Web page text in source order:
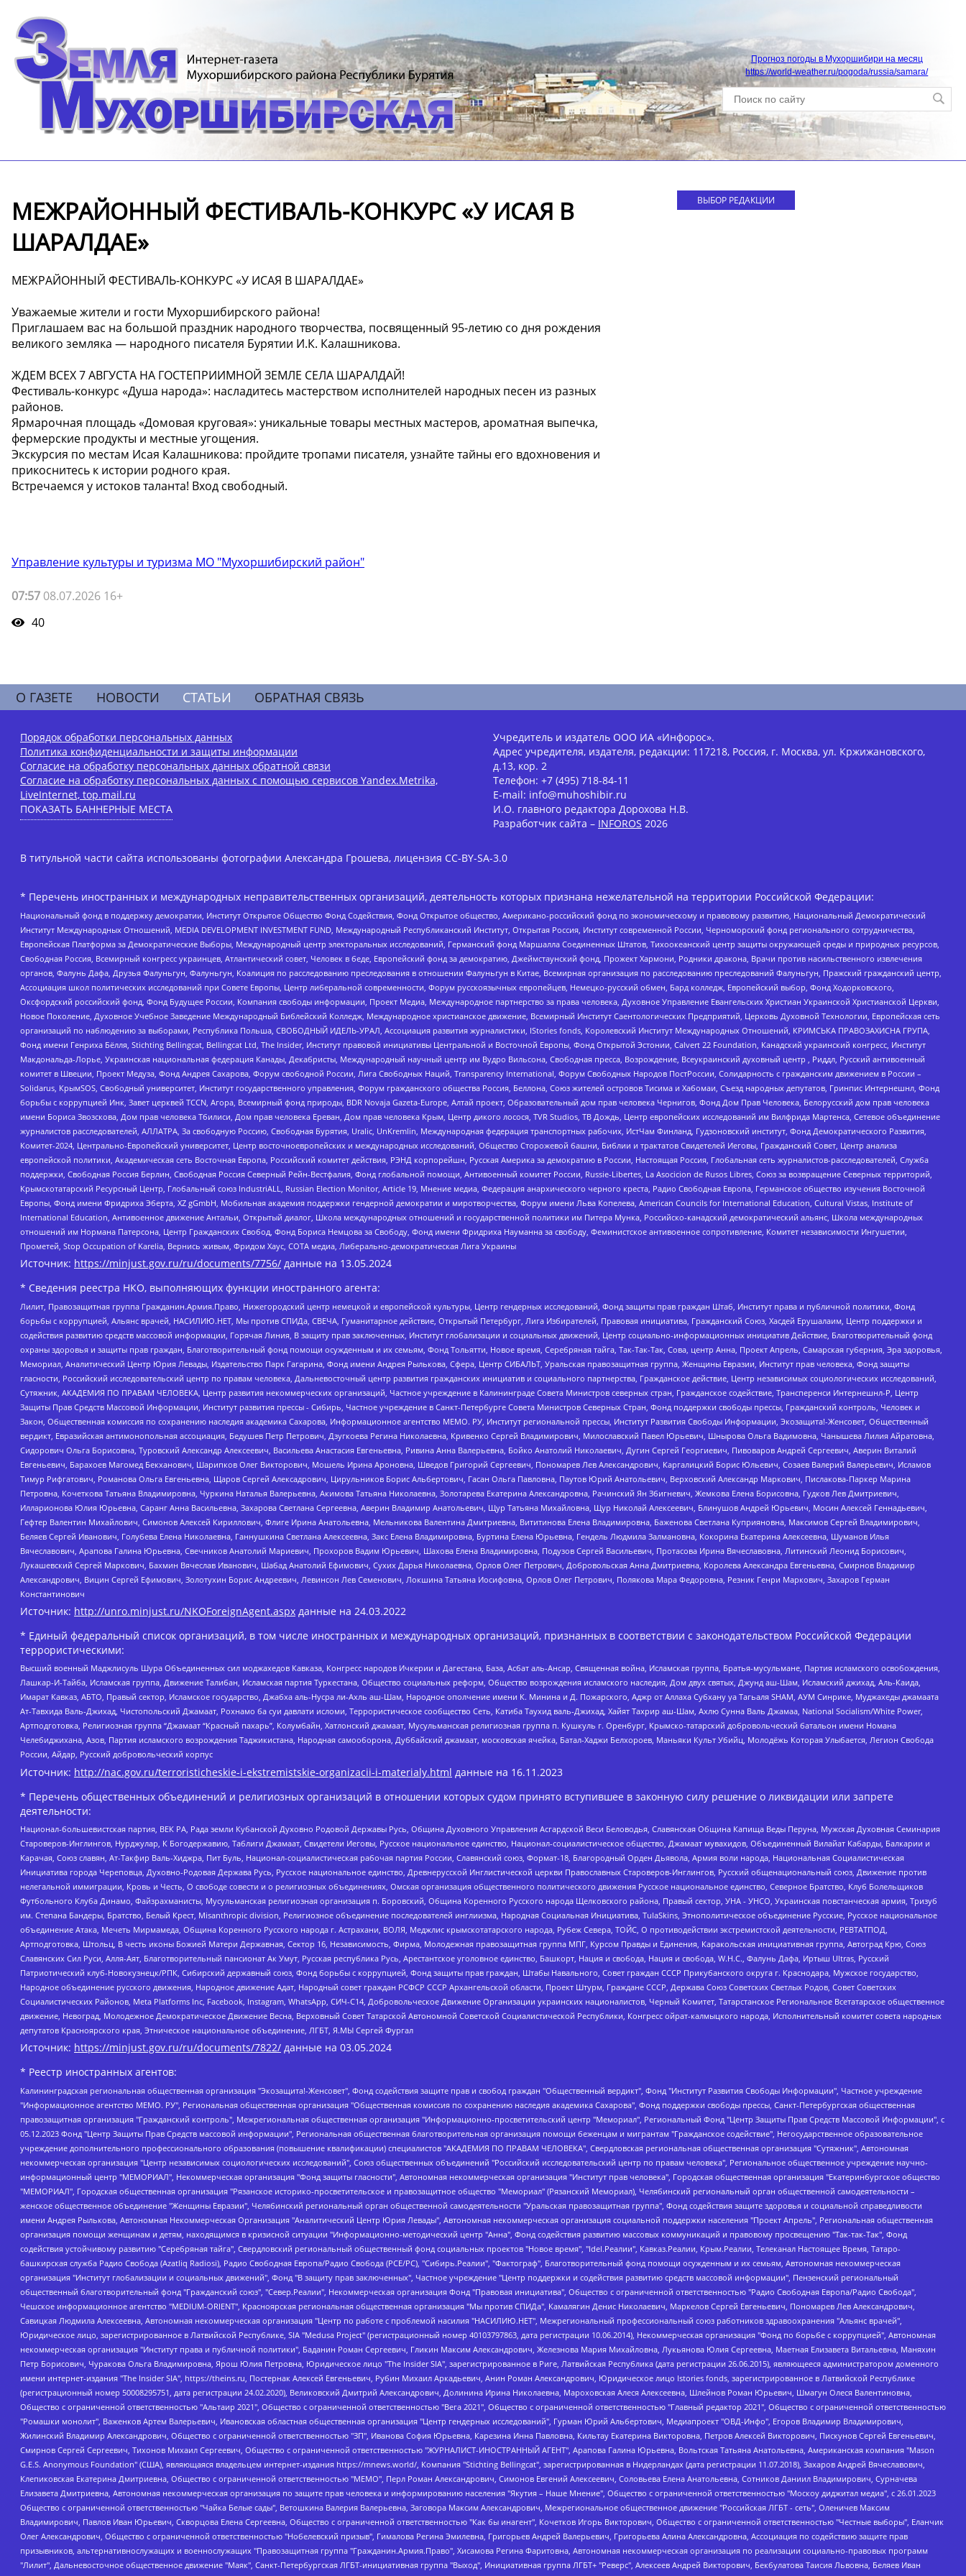
Прогноз погоды в Мухоршибири на месяц
https://world-weather.ru/pogoda/russia/samara/
МЕЖРАЙОННЫЙ ФЕСТИВАЛЬ-КОНКУРС «У ИСАЯ В
ШАРАЛДАЕ»
МЕЖРАЙОННЫЙ ФЕСТИВАЛЬ-КОНКУРС «У ИСАЯ В ШАРАЛДАЕ»
Уважаемые жители и гости Мухоршибирского района!
Приглашаем вас на большой праздник народного творчества, посвященный 95-летию со дня рождения
великого земляка — народного писателя Бурятии И.К. Калашникова.
ЖДЕМ ВСЕХ 7 АВГУСТА НА ГОСТЕПРИИМНОЙ ЗЕМЛЕ СЕЛА ШАРАЛДАЙ!
Фестиваль-конкурс «Душа народа»: насладитесь мастерством исполнителей народных песен из разных
районов.
Ярмарочная площадь «Домовая круговая»: уникальные товары местных мастеров, ароматная выпечка,
фермерские продукты и местные угощения.
Экскурсия по местам Исая Калашникова: пройдите тропами писателя, узнайте тайны его вдохновения и
прикоснитесь к истории родного края.
Встречаемся у истоков таланта! Вход свободный.
Управление культуры и туризма МО "Мухоршибирский район"
07:57 08.07.2026 16+
40
ВЫБОР РЕДАКЦИИ
О ГАЗЕТЕ НОВОСТИ СТАТЬИ ОБРАТНАЯ СВЯЗЬ
Порядок обработки персональных данных
Политика конфиденциальности и защиты информации
Согласие на обработку персональных данных обратной связи
Согласие на обработку персональных данных с помощью сервисов Yandex.Metrika,
LiveInternet, top.mail.ru
ПОКАЗАТЬ БАННЕРНЫЕ МЕСТА
Учредитель и издатель ООО ИА «Инфорос».
Адрес учредителя, издателя, редакции: 117218, Россия, г. Москва, ул. Кржижановского,
д.13, кор. 2
Телефон: +7 (495) 718-84-11
E-mail: info@muhoshibir.ru
И.О. главного редактора Дорохова Н.В.
Разработчик сайта – INFOROS 2026
В титульной части сайта использованы фотографии Александра Грошева, лицензия CC-BY-SA-3.0
* Перечень иностранных и международных неправительственных организаций, деятельность которых признана нежелательной на территории Российской Федерации:
Национальный фонд в поддержку демократии, Институт Открытое Общество Фонд Содействия, Фонд Открытое общество, Американо-российский фонд по экономическому и правовому развитию, Национальный Демократический
Институт Международных Отношений, MEDIA DEVELOPMENT INVESTMENT FUND, Международный Республиканский Институт, Открытая Россия, Институт современной России, Черноморский фонд регионального сотрудничества,
Европейская Платформа за Демократические Выборы, Международный центр электоральных исследований, Германский фонд Маршалла Соединенных Штатов, Тихоокеанский центр защиты окружающей среды и природных ресурсов,
Свободная Россия, Всемирный конгресс украинцев, Атлантический совет, Человек в беде, Европейский фонд за демократию, Джеймстаунский фонд, Прожект Хармони, Родники дракона, Врачи против насильственного извлечения
органов, Фалунь Дафа, Друзья Фалуньгун, Фалуньгун, Коалиция по расследованию преследования в отношении Фалуньгун в Китае, Всемирная организация по расследованию преследований Фалуньгун, Пражский гражданский центр,
Ассоциация школ политических исследований при Совете Европы, Центр либеральной современности, Форум русскоязычных европейцев, Немецко-русский обмен, Бард колледж, Европейский выбор, Фонд Ходорковского,
Оксфордский российский фонд, Фонд Будущее России, Компания свободы информации, Проект Медиа, Международное партнерство за права человека, Духовное Управление Евангельских Христиан Украинской Христианской Церкви,
Новое Поколение, Духовное Учебное Заведение Международный Библейский Колледж, Международное христианское движение, Всемирный Институт Саентологических Предприятий, Церковь Духовной Технологии, Европейская сеть
организаций по наблюдению за выборами, Республика Польша, СВОБОДНЫЙ ИДЕЛЬ-УРАЛ, Ассоциация развития журналистики, IStories fonds, Королевский Институт Международных Отношений, КРИМСЬКА ПРАВОЗАХИСНА ГРУПА,
Фонд имени Генриха Бёлля, Stichting Bellingcat, Bellingcat Ltd, The Insider, Институт правовой инициативы Центральной и Восточной Европы, Фонд Открытой Эстонии, Calvert 22 Foundation, Канадский украинский конгресс, Институт
Макдональда-Лорье, Украинская национальная федерация Канады, Декабристы, Международный научный центр им Вудро Вильсона, Свободная пресса, Возрождение, Всеукраинский духовный центр , Риддл, Русский антивоенный
комитет в Швеции, Проект Медуза, Фонд Андрея Сахарова, Форум свободной России, Лига Свободных Наций, Transparеncy International, Форум Свободных Народов ПостРоссии, Солидарность с гражданским движением в России –
Solidarus, КрымSOS, Свободный университет, Институт государственного управления, Форум гражданского общества Россия, Беллона, Союз жителей островов Тисима и Хабомаи, Съезд народных депутатов, Гринпис Интернешнл, Фонд
борьбы с коррупцией Инк, Завет церквей TCCN, Агора, Всемирный фонд природы, BDR Novaja Gazeta-Europe, Алтай проект, Образовательный дом прав человека Чернигов, Фонд Дом Прав Человека, Белорусский дом прав человека
имени Бориса Звозскова, Дом прав человека Тбилиси, Дом прав человека Ереван, Дом прав человека Крым, Центр дикого лосося, TVR Studios, ТВ Дождь, Центр европейских исследований им Вилфрида Мартенса, Сетевое объединение
журналистов расследователей, АЛЛАТРА, За свободную Россию, Свободная Бурятия, Uralic, UnKremlin, Международная федерация транспортных рабочих, ИстЧам Финланд, Гудзоновский институт, Фонд Демократического Развития,
Комитет-2024, Центрально-Европейский университет, Центр восточноевропейских и международных исследований, Общество Сторожевой башни, Библии и трактатов Свидетелей Иеговы, Гражданский Совет, Центр анализа
европейской политики, Академическая сеть Восточная Европа, Российский комитет действия, РЭНД корпорейшн, Русская Америка за демократию в России, Настоящая Россия, Глобальная сеть журналистов-расследователей, Служба
поддержки, Свободная Россия Берлин, Свободная Россия Северный Рейн-Вестфалия, Фонд глобальной помощи, Антивоенный комитет России, Russie-Libertes, La Asocicion de Rusos Libres, Союз за возвращение Северных территорий,
Крымскотатарский Ресурсный Центр, Глобальный союз IndustriALL, Russian Election Monitor, Article 19, Мнение медиа, Федерация анархического черного креста, Радио Свободная Европа, Германское общество изучения Восточной
Европы, Фонд имени Фридриха Эберта, XZ gGmbH, Мобильная академия поддержки гендерной демократии и миротворчества, Форум имени Льва Копелева, American Councils for International Education, Cultural Vistas, Institute of
International Education, Антивоенное движение Антальи, Открытый диалог, Школа международных отношений и государственной политики им Питера Мунка, Российско-канадский демократический альянс, Школа международных
отношений им Нормана Патерсона, Центр Гражданских Свобод, Фонд Бориса Немцова за Свободу, Фонд имени Фридриха Науманна за свободу, Феминистское антивоенное сопротивление, Комитет независимости Ингушетии,
Прометей, Stop Occupation of Karelia, Вернись живым, Фридом Хаус, СОТА медиа, Либерально-демократическая Лига Украины
Источник: https://minjust.gov.ru/ru/documents/7756/ данные на 13.05.2024
* Сведения реестра НКО, выполняющих функции иностранного агента:
Лилит, Правозащитная группа Гражданин.Армия.Право, Нижегородский центр немецкой и европейской культуры, Центр гендерных исследований, Фонд защиты прав граждан Штаб, Институт права и публичной политики, Фонд
борьбы с коррупцией, Альянс врачей, НАСИЛИЮ.НЕТ, Мы против СПИДа, СВЕЧА, Гуманитарное действие, Открытый Петербург, Лига Избирателей, Правовая инициатива, Гражданский Союз, Хасдей Ерушалаим, Центр поддержки и
содействия развитию средств массовой информации, Горячая Линия, В защиту прав заключенных, Институт глобализации и социальных движений, Центр социально-информационных инициатив Действие, Благотворительный фонд
охраны здоровья и защиты прав граждан, Благотворительный фонд помощи осужденным и их семьям, Фонд Тольятти, Новое время, Серебряная тайга, Так-Так-Так, Сова, центр Анна, Проект Апрель, Самарская губерния, Эра здоровья,
Мемориал, Аналитический Центр Юрия Левады, Издательство Парк Гагарина, Фонд имени Андрея Рылькова, Сфера, Центр СИБАЛЬТ, Уральская правозащитная группа, Женщины Евразии, Институт прав человека, Фонд защиты
гласности, Российский исследовательский центр по правам человека, Дальневосточный центр развития гражданских инициатив и социального партнерства, Гражданское действие, Центр независимых социологических исследований,
Сутяжник, АКАДЕМИЯ ПО ПРАВАМ ЧЕЛОВЕКА, Центр развития некоммерческих организаций, Частное учреждение в Калининграде Совета Министров северных стран, Гражданское содействие, Трансперенси Интернешнл-Р, Центр
Защиты Прав Средств Массовой Информации, Институт развития прессы - Сибирь, Частное учреждение в Санкт-Петербурге Совета Министров Северных Стран, Фонд поддержки свободы прессы, Гражданский контроль, Человек и
Закон, Общественная комиссия по сохранению наследия академика Сахарова, Информационное агентство МЕМО. РУ, Институт региональной прессы, Институт Развития Свободы Информации, Экозащита!-Женсовет, Общественный
вердикт, Евразийская антимонопольная ассоциация, Бедушев Петр Петрович, Дзугкоева Регина Николаевна, Кривенко Сергей Владимирович, Милославский Павел Юрьевич, Шнырова Ольга Вадимовна, Чанышева Лилия Айратовна,
Сидорович Ольга Борисовна, Туровский Александр Алексеевич, Васильева Анастасия Евгеньевна, Ривина Анна Валерьевна, Бойко Анатолий Николаевич, Дугин Сергей Георгиевич, Пивоваров Андрей Сергеевич, Аверин Виталий
Евгеньевич, Барахоев Магомед Бекханович, Шарипков Олег Викторович, Мошель Ирина Ароновна, Шведов Григорий Сергеевич, Пономарев Лев Александрович, Каргалицкий Борис Юльевич, Созаев Валерий Валерьевич, Исламов
Тимур Рифгатович, Романова Ольга Евгеньевна, Щаров Сергей Алексадрович, Цирульников Борис Альбертович, Гасан Ольга Павловна, Паутов Юрий Анатольевич, Верховский Александр Маркович, Пислакова-Паркер Марина
Петровна, Кочеткова Татьяна Владимировна, Чуркина Наталья Валерьевна, Акимова Татьяна Николаевна, Золотарева Екатерина Александровна, Рачинский Ян Збигневич, Жемкова Елена Борисовна, Гудков Лев Дмитриевич,
Илларионова Юлия Юрьевна, Саранг Анна Васильевна, Захарова Светлана Сергеевна, Аверин Владимир Анатольевич, Щур Татьяна Михайловна, Щур Николай Алексеевич, Блинушов Андрей Юрьевич, Мосин Алексей Геннадьевич,
Гефтер Валентин Михайлович, Симонов Алексей Кириллович, Флиге Ирина Анатольевна, Мельникова Валентина Дмитриевна, Вититинова Елена Владимировна, Баженова Светлана Куприяновна, Максимов Сергей Владимирович,
Беляев Сергей Иванович, Голубева Елена Николаевна, Ганнушкина Светлана Алексеевна, Закс Елена Владимировна, Буртина Елена Юрьевна, Гендель Людмила Залмановна, Кокорина Екатерина Алексеевна, Шуманов Илья
Вячеславович, Арапова Галина Юрьевна, Свечников Анатолий Мариевич, Прохоров Вадим Юрьевич, Шахова Елена Владимировна, Подузов Сергей Васильевич, Протасова Ирина Вячеславовна, Литинский Леонид Борисович,
Лукашевский Сергей Маркович, Бахмин Вячеслав Иванович, Шабад Анатолий Ефимович, Сухих Дарья Николаевна, Орлов Олег Петрович, Добровольская Анна Дмитриевна, Королева Александра Евгеньевна, Смирнов Владимир
Александрович, Вицин Сергей Ефимович, Золотухин Борис Андреевич, Левинсон Лев Семенович, Локшина Татьяна Иосифовна, Орлов Олег Петрович, Полякова Мара Федоровна, Резник Генри Маркович, Захаров Герман
Константинович
Источник: http://unro.minjust.ru/NKOForeignAgent.aspx данные на 24.03.2022
* Единый федеральный список организаций, в том числе иностранных и международных организаций, признанных в соответствии с законодательством Российской Федерации
террористическими:
Высший военный Маджлисуль Шура Объединенных сил моджахедов Кавказа, Конгресс народов Ичкерии и Дагестана, База, Асбат аль-Ансар, Священная война, Исламская группа, Братья-мусульмане, Партия исламского освобождения,
Лашкар-И-Тайба, Исламская группа, Движение Талибан, Исламская партия Туркестана, Общество социальных реформ, Общество возрождения исламского наследия, Дом двух святых, Джунд аш-Шам, Исламский джихад, Аль-Каида,
Имарат Кавказ, АБТО, Правый сектор, Исламское государство, Джабха аль-Нусра ли-Ахль аш-Шам, Народное ополчение имени К. Минина и Д. Пожарского, Аджр от Аллаха Субхану уа Тагьаля SHAM, АУМ Синрике, Муджахеды джамаата
Ат-Тавхида Валь-Джихад, Чистопольский Джамаат, Рохнамо ба суи давлати исломи, Террористическое сообщество Сеть, Катиба Таухид валь-Джихад, Хайят Тахрир аш-Шам, Ахлю Сунна Валь Джамаа, National Socialism/White Power,
Артподготовка, Религиозная группа “Джамаат “Красный пахарь”, Колумбайн, Хатлонский джамаат, Мусульманская религиозная группа п. Кушкуль г. Оренбург, Крымско-татарский добровольческий батальон имени Номана
Челебиджихана, Азов, Партия исламского возрождения Таджикистана, Народная самооборона, Дуббайский джамаат, московская ячейка, Батал-Хаджи Белхороев, Маньяки Культ Убийц, Молодёжь Которая Улыбается, Легион Свобода
России, Айдар, Русский добровольческий корпус
Источник: http://nac.gov.ru/terroristicheskie-i-ekstremistskie-organizacii-i-materialy.html данные на 16.11.2023
* Перечень общественных объединений и религиозных организаций в отношении которых судом принято вступившее в законную силу решение о ликвидации или запрете
деятельности:
Национал-большевистская партия, ВЕК РА, Рада земли Кубанской Духовно Родовой Державы Русь, Община Духовного Управления Асгардской Веси Беловодья, Славянская Община Капища Веды Перуна, Мужская Духовная Семинария
Староверов-Инглингов, Нурджулар, К Богодержавию, Таблиги Джамаат, Свидетели Иеговы, Русское национальное единство, Национал-социалистическое общество, Джамаат мувахидов, Объединенный Вилайат Кабарды, Балкарии и
Карачая, Союз славян, Ат-Такфир Валь-Хиджра, Пит Буль, Национал-социалистическая рабочая партия России, Славянский союз, Формат-18, Благородный Орден Дьявола, Армия воли народа, Национальная Социалистическая
Инициатива города Череповца, Духовно-Родовая Держава Русь, Русское национальное единство, Древнерусской Инглистической церкви Православных Староверов-Инглингов, Русский общенациональный союз, Движение против
нелегальной иммиграции, Кровь и Честь, О свободе совести и о религиозных объединениях, Омская организация общественного политического движения Русское национальное единство, Северное Братство, Клуб Болельщиков
Футбольного Клуба Динамо, Файзрахманисты, Мусульманская религиозная организация п. Боровский, Община Коренного Русского народа Щелковского района, Правый сектор, УНА - УНСО, Украинская повстанческая армия, Тризуб
им. Степана Бандеры, Братство, Белый Крест, Misanthropic division, Религиозное объединение последователей инглиизма, Народная Социальная Инициатива, TulaSkins, Этнополитическое объединение Русские, Русское национальное
объединение Атака, Мечеть Мирмамеда, Община Коренного Русского народа г. Астрахани, ВОЛЯ, Меджлис крымскотатарского народа, Рубеж Севера, ТОЙС, О противодействии экстремистской деятельности, РЕВТАТПОД,
Артподготовка, Штольц, В честь иконы Божией Матери Державная, Сектор 16, Независимость, Фирма, Молодежная правозащитная группа МПГ, Курсом Правды и Единения, Каракольская инициативная группа, Автоград Крю, Союз
Славянских Сил Руси, Алля-Аят, Благотворительный пансионат Ак Умут, Русская республика Русь, Арестантское уголовное единство, Башкорт, Нация и свобода, Нация и свобода, W.H.С., Фалунь Дафа, Иртыш Ultras, Русский
Патриотический клуб-Новокузнецк/РПК, Сибирский державный союз, Фонд борьбы с коррупцией, Фонд защиты прав граждан, Штабы Навального, Совет граждан СССР Прикубанского округа г. Краснодара, Мужское государство,
Народное объединение русского движения, Народное движение Адат, Народный совет граждан РСФСР СССР Архангельской области, Проект Штурм, Граждане СССР, Держава Союз Советских Светлых Родов, Совет Советских
Социалистических Районов, Meta Platforms Inc, Facebook, Instagram, WhatsApp, СИЧ-С14, Добровольческое Движение Организации украинских националистов, Черный Комитет, Татарстанское Региональное Всетатарское общественное
движение, Невоград, Молодежное Демократическое Движение Весна, Верховный Совет Татарской Автономной Советской Социалистической Республики, Конгресс ойрат-калмыцкого народа, Исполнительный комитет совета народных
депутатов Красноярского края, Этническое национальное объединение, ЛГБТ, Я.МЫ Сергей Фургал
Источник: https://minjust.gov.ru/ru/documents/7822/ данные на 03.05.2024
* Реестр иностранных агентов:
Калининградская региональная общественная организация "Экозащита!-Женсовет", Фонд содействия защите прав и свобод граждан "Общественный вердикт", Фонд "Институт Развития Свободы Информации", Частное учреждение "Информационное агентство МЕМО. РУ", Региональная общественная организация "Общественная комиссия по сохранению наследия академика Сахарова", Фонд поддержки свободы прессы, Санкт-Петербургская общественная правозащитная организация "Гражданский контроль", Межрегиональная общественная организация "Информационно-просветительский центр "Мемориал", Региональный Фонд "Центр Защиты Прав Средств Массовой Информации", с 05.12.2023 Фонд "Центр Защиты Прав Средств массовой информации", Региональная общественная благотворительная организация помощи беженцам и мигрантам "Гражданское содействие", Негосударственное образовательное учреждение дополнительного профессионального образования (повышение квалификации) специалистов "АКАДЕМИЯ ПО ПРАВАМ ЧЕЛОВЕКА", Свердловская региональная общественная организация "Сутяжник", Автономная некоммерческая организация "Центр независимых социологических исследований", Союз общественных объединений "Российский исследовательский центр по правам человека", Региональное общественное учреждение научно-информационный центр "МЕМОРИАЛ", Некоммерческая организация "Фонд защиты гласности", Автономная некоммерческая организация "Институт прав человека", Городская общественная организация "Екатеринбургское общество "МЕМОРИАЛ", Городская общественная организация "Рязанское историко-просветительское и правозащитное общество "Мемориал" (Рязанский Мемориал), Челябинский региональный орган общественной самодеятельности – женское общественное объединение "Женщины Евразии", Челябинский региональный орган общественной самодеятельности "Уральская правозащитная группа", Фонд содействия защите здоровья и социальной справедливости имени Андрея Рылькова, Автономная Некоммерческая Организация "Аналитический Центр Юрия Левады", Автономная некоммерческая организация социальной поддержки населения "Проект Апрель", Региональная общественная организация помощи женщинам и детям, находящимся в кризисной ситуации "Информационно-методический центр "Анна", Фонд содействия развитию массовых коммуникаций и правовому просвещению "Так-так-Так", Фонд содействия устойчивому развитию "Серебряная тайга", Свердловский региональный общественный фонд социальных проектов "Новое время", "Idel.Реалии", Кавказ.Реалии, Крым.Реалии, Телеканал Настоящее Время, Татаро-башкирская служба Радио Свобода (Azatliq Radiosi), Радио Свободная Европа/Радио Свобода (PCE/PC), "Сибирь.Реалии", "Фактограф", Благотворительный фонд помощи осужденным и их семьям, Автономная некоммерческая организация "Институт глобализации и социальных движений", Фонд "В защиту прав заключенных", Частное учреждение "Центр поддержки и содействия развитию средств массовой информации", Пензенский региональный общественный благотворительный фонд "Гражданский союз", "Север.Реалии", Некоммерческая организация Фонд "Правовая инициатива", Общество с ограниченной ответственностью "Радио Свободная Европа/Радио Свобода", Чешское информационное агентство "MEDIUM-ORIENT", Красноярская региональная общественная организация "Мы против СПИДа", Камалягин Денис Николаевич, Маркелов Сергей Евгеньевич, Пономарев Лев Александрович, Савицкая Людмила Алексеевна, Автономная некоммерческая организация "Центр по работе с проблемой насилия "НАСИЛИЮ.НЕТ", Межрегиональный профессиональный союз работников здравоохранения "Альянс врачей", Юридическое лицо, зарегистрированное в Латвийской Республике, SIA "Medusa Project" (регистрационный номер 40103797863, дата регистрации 10.06.2014), Некоммерческая организация "Фонд по борьбе с коррупцией", Автономная некоммерческая организация "Институт права и публичной политики", Баданин Роман Сергеевич, Гликин Максим Александрович, Железнова Мария Михайловна, Лукьянова Юлия Сергеевна, Маетная Елизавета Витальевна, Маняхин Петр Борисович, Чуракова Ольга Владимировна, Ярош Юлия Петровна, Юридическое лицо "The Insider SIA", зарегистрированное в Риге, Латвийская Республика (дата регистрации 26.06.2015), являющееся администратором доменного имени интернет-издания "The Insider SIA", https://theins.ru, Постернак Алексей Евгеньевич, Рубин Михаил Аркадьевич, Анин Роман Александрович, Юридическое лицо Istories fonds, зарегистрированное в Латвийской Республике (регистрационный номер 50008295751, дата регистрации 24.02.2020), Великовский Дмитрий Александрович, Долинина Ирина Николаевна, Мароховская Алеся Алексеевна, Шлейнов Роман Юрьевич, Шмагун Олеся Валентиновна, Общество с ограниченной ответственностью "Альтаир 2021", Общество с ограниченной ответственностью "Вега 2021", Общество с ограниченной ответственностью "Главный редактор 2021", Общество с ограниченной ответственностью "Ромашки монолит", Важенков Артем Валерьевич, Ивановская областная общественная организация "Центр гендерных исследований", Гурман Юрий Альбертович, Медиапроект "ОВД-Инфо", Егоров Владимир Владимирович, Жилинский Владимир Александрович, Общество с ограниченной ответственностью "ЗП", Иванова София Юрьевна, Карезина Инна Павловна, Кильтау Екатерина Викторовна, Петров Алексей Викторович, Пискунов Сергей Евгеньевич, Смирнов Сергей Сергеевич, Тихонов Михаил Сергеевич, Общество с ограниченной ответственностью "ЖУРНАЛИСТ-ИНОСТРАННЫЙ АГЕНТ", Арапова Галина Юрьевна, Вольтская Татьяна Анатольевна, Американская компания "Mason G.E.S. Anonymous Foundation" (США), являющаяся владельцем интернет-издания https://mnews.world/, Компания "Stichting Bellingcat", зарегистрированная в Нидерландах (дата регистрации 11.07.2018), Захаров Андрей Вячеславович, Клепиковская Екатерина Дмитриевна, Общество с ограниченной ответственностью "МЕМО", Перл Роман Александрович, Симонов Евгений Алексеевич, Соловьева Елена Анатольевна, Сотников Даниил Владимирович, Сурначева Елизавета Дмитриевна, Автономная некоммерческая организация по защите прав человека и информированию населения "Якутия – Наше Мнение", Общество с ограниченной ответственностью "Москоу диджитал медиа", с 26.01.2023 Общество с ограниченной ответственностью "Чайка Белые сады", Ветошкина Валерия Валерьевна, Заговора Максим Александрович, Межрегиональное общественное движение "Российская ЛГБТ - сеть", Оленичев Максим Владимирович, Павлов Иван Юрьевич, Скворцова Елена Сергеевна, Общество с ограниченной ответственностью "Как бы инагент", Кочетков Игорь Викторович, Общество с ограниченной ответственностью "Честные выборы", Еланчик Олег Александрович, Общество с ограниченной ответственностью "Нобелевский призыв", Гималова Регина Эмилевна, Григорьев Андрей Валерьевич, Григорьева Алина Александровна, Ассоциация по содействию защите прав призывников, альтернативнослужащих и военнослужащих "Правозащитная группа "Гражданин.Армия.Право", Хисамова Регина Фаритовна, Автономная некоммерческая организация по реализации социально-правовых программ "Лилит", Дальневосточное общественное движение "Маяк", Санкт-Петербургская ЛГБТ-инициативная группа "Выход", Инициативная группа ЛГБТ+ "Реверс", Алексеев Андрей Викторович, Бекбулатова Таисия Львовна, Беляев Иван Михайлович, Владыкина Елена Сергеевна, Гельман Марат Александрович, Никульшина Вероника Юрьевна, Толоконникова Надежда Андреевна, Шендерович Виктор Анатольевич, Общество с ограниченной ответственностью "Данное сообщение", Общество с ограниченной ответственностью Издательский дом "Новая глава", Айнбиндер Александра Александровна, Московский комьюнити-центр для ЛГБТ+инициатив, Благотворительный фонд развития филантропии, Deutsche Welle (Германия, Kurt-Schumacher-Strasse 3, 53113 Bonn), Борзунова Мария Михайловна, Воробьев Виктор Викторович, Голубева Анна Львовна, Константинова Алла Михайловна, Малкова Ирина Владимировна, Мурадов Мурад Абдулгалимович, Осетинская Елизавета Николаевна, Понасенков Евгений Николаевич, Ганапольский Матвей Юрьевич, Киселев Евгений Алексеевич, Борухович Ирина Григорьевна, Дремин Иван Тимофеевич, Дубровский Дмитрий Викторович, Красноярская региональная общественная организация поддержки и развития альтернативных образовательных технологий и межкультурных коммуникаций "ИНТЕРРА", Маяковская Екатерина Алексеевна, Фейгин Марк Захарович, Филимонов Андрей Викторович, Дзугкоева Регина Николаевна, Доброхотов Роман Александрович, Дудь Юрий Александрович, Елкин Сергей Владимирович, Кругликов Кирилл Игоревич, Сабунаева Мария Леонидовна, Семенов Алексей Владимирович, Шаинян Карен Багратович, Шульман Екатерина Михайловна, Асафьев Артур Валерьевич, Вахштайн Виктор Семенович, Венедиктов Алексей Алексеевич, Лушникова Екатерина Евгеньевна, Волков Леонид Михайлович, Невзоров Александр Глебович, Пархоменко Сергей Борисович, Сироткин Ярослав Николаевич, Кара-Мурза Владимир Владимирович, Баранова Наталья Владимировна, Гозман Леонид Яковлевич, Кагарлицкий Борис Юльевич, Климарев Михаил Валерьевич, Милов Владимир Станиславович, Автономная некоммерческая организация Краснодарский центр современного искусства "Типография", Моргенштерн Алишер Тагирович, Соболь Любовь Эдуардовна, Общество с ограниченной ответственностью "ЛИЗА НОРМ", Каспаров Гарри Кимович, Ходорковский Михаил Борисович, Общество с ограниченной ответственностью "Апрельские тезисы", Данилович Ирина Брониславовна, Кашин Олег Владимирович, Петров Николай Владимирович, Пивоваров Алексей Владимирович, Соколов Михаил Владимирович, Цветкова Юлия Владимировна, Чичваркин Евгений Александрович, Комитет против пыток/Команда против пыток, Общество с ограниченной ответственностью "Первый научный", Общество с ограниченной ответственностью "Вертолет и ко", Белоцерковская Вероника Борисовна, Кац Максим Евгеньевич, Лазарева Татьяна Юрьевна, Шаведдинов Руслан Табризович, Яшин Илья Валерьевич, Общество с ограниченной ответственностью "Иноагент ААВ", Алешковский Дмитрий Петрович, Альбац Евгения Марковна, Быков Дмитрий Львович, Галямина Юлия Евгеньевна, Лойко Сергей Леонидович, Мартынов Кирилл Константинович, Медведев Сергей Александрович, Крашенинников Федор Геннадиевич, Гордеева Катерина Вл